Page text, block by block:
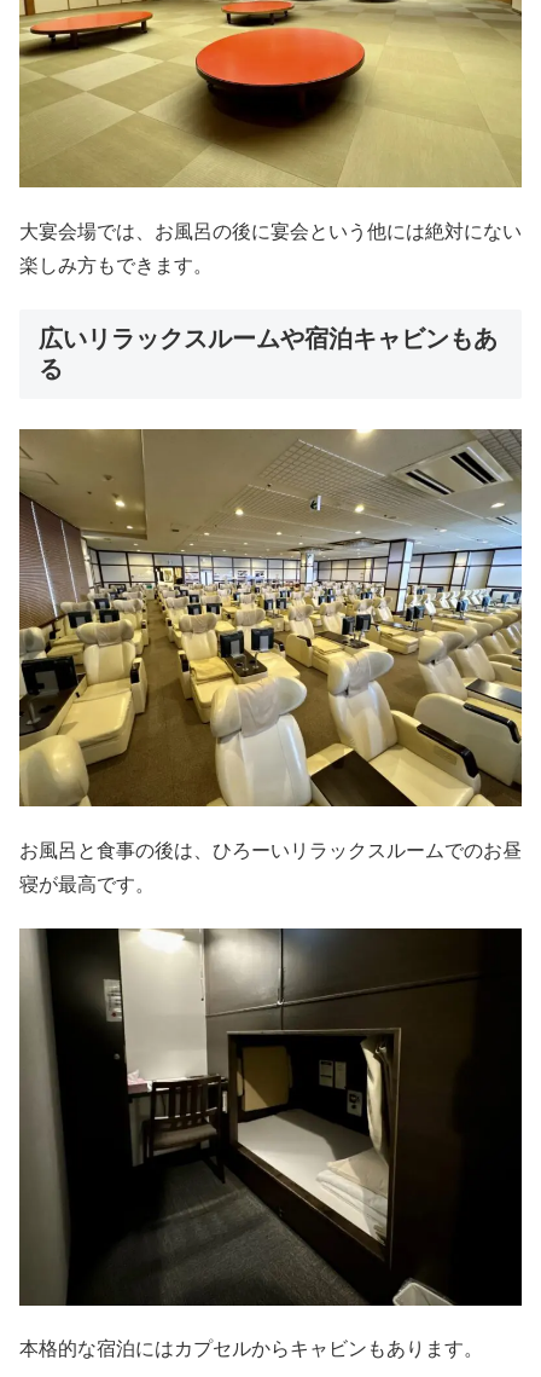
大宴会場では、お風呂の後に宴会という他には絶対にない
楽しみ方もできます。
広いリラックスルームや宿泊キャビンもあ
る
お風呂と食事の後は、ひろーいリラックスルームでのお昼
寝が最高です。
本格的な宿泊にはカプセルからキャビンもあります。